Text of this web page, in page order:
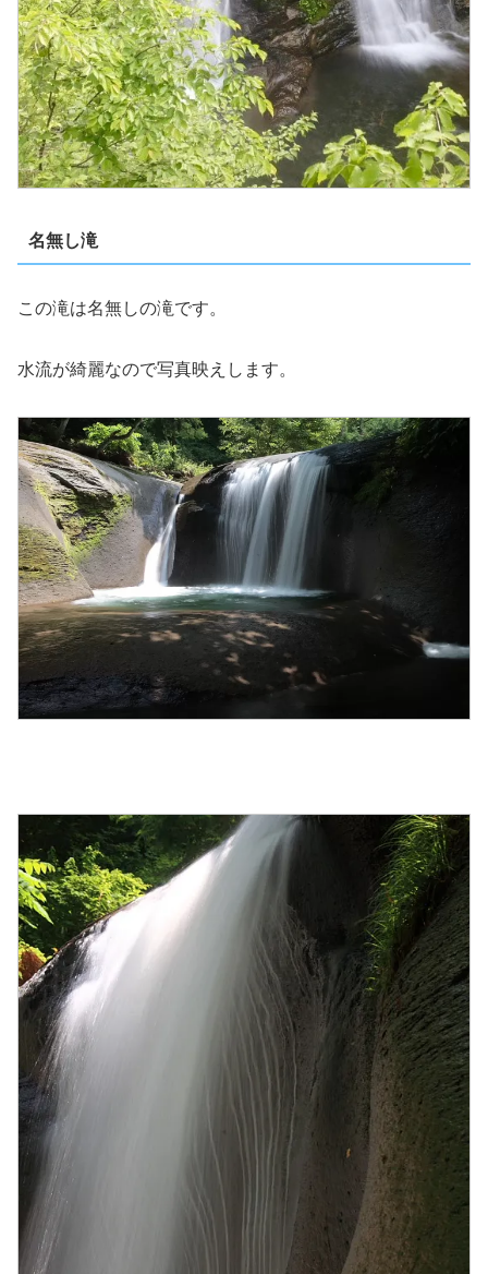
名無し滝
この滝は名無しの滝です。
水流が綺麗なので写真映えします。